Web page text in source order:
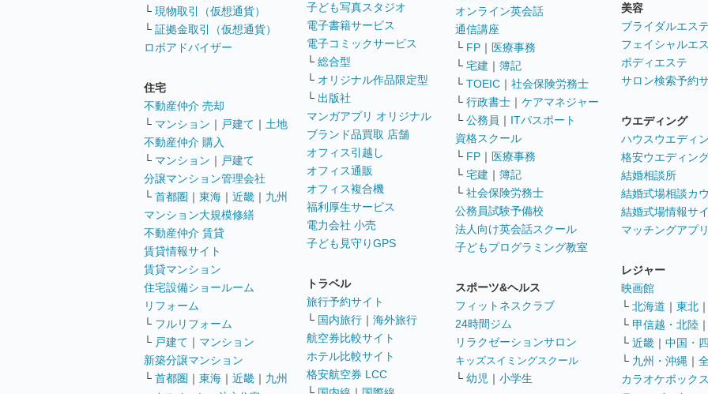
└ 現物取引（仮想通貨）
└ 証拠金取引（仮想通貨）
ロボアドバイザー
住宅
不動産仲介 売却
└ マンション ｜ 戸建て ｜ 土地
不動産仲介 購入
└ マンション ｜ 戸建て
分譲マンション管理会社
└ 首都圏 ｜ 東海 ｜ 近畿 ｜ 九州
マンション大規模修繕
不動産仲介 賃貸
賃貸情報サイト
賃貸マンション
住宅設備ショールーム
リフォーム
└ フルリフォーム
└ 戸建て ｜ マンション
新築分譲マンション
└ 首都圏 ｜ 東海 ｜ 近畿 ｜ 九州
子ども写真スタジオ
電子書籍サービス
電子コミックサービス
└ 総合型
└ オリジナル作品限定型
└ 出版社
マンガアプリ オリジナル
ブランド品買取 店舗
オフィス引越し
オフィス通販
オフィス複合機
福利厚生サービス
電力会社 小売
子ども見守りGPS
トラベル
旅行予約サイト
└ 国内旅行 ｜ 海外旅行
航空券比較サイト
ホテル比較サイト
格安航空券 LCC
オンライン英会話
通信講座
└ FP ｜ 医療事務
└ 宅建 ｜ 簿記
└ TOEIC ｜ 社会保険労務士
└ 行政書士 ｜ ケアマネジャー
└ 公務員 ｜ ITパスポート
資格スクール
└ FP ｜ 医療事務
└ 宅建 ｜ 簿記
└ 社会保険労務士
公務員試験予備校
法人向け英会話スクール
子どもプログラミング教室
スポーツ&ヘルス
フィットネスクラブ
24時間ジム
リラクゼーションサロン
キッズスイミングスクール
└ 幼児 ｜ 小学生
美容
ブライダルエス
フェイシャルエ
ボディエステ
サロン検索予約
ウエディング
ハウスウエディ
格安ウエディン
結婚相談所
結婚式場相談カ
結婚式場情報サ
マッチングアプ
レジャー
映画館
└ 北海道 ｜ 東北
└ 甲信越・北陸
└ 近畿 ｜ 中国・
└ 九州・沖縄 ｜
カラオケボック